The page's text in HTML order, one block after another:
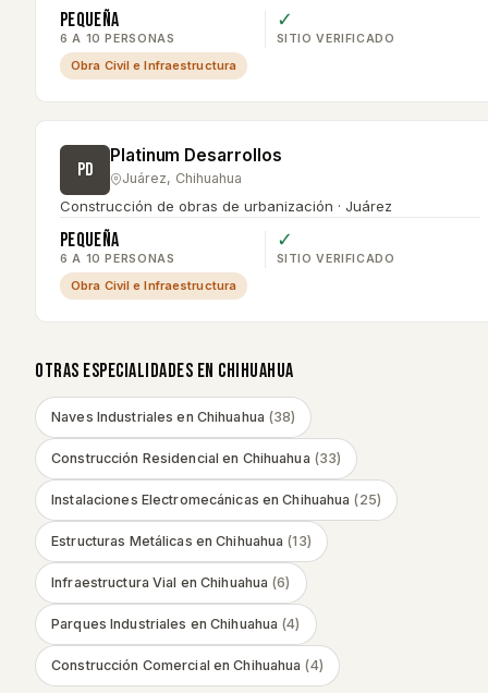
Pequeña
6 A 10 PERSONAS
✓
SITIO VERIFICADO
Obra Civil e Infraestructura
PD
Platinum Desarrollos
Juárez, Chihuahua
Construcción de obras de urbanización · Juárez
Pequeña
6 A 10 PERSONAS
✓
SITIO VERIFICADO
Obra Civil e Infraestructura
OTRAS ESPECIALIDADES EN CHIHUAHUA
Naves Industriales en Chihuahua (38)
Construcción Residencial en Chihuahua (33)
Instalaciones Electromecánicas enChihuahua (25)
Estructuras Metálicas enChihuahua (13)
Infraestructura Vial en Chihuahua (6)
Parques Industriales en Chihuahua (4)
Construcción Comercial enChihuahua (4)